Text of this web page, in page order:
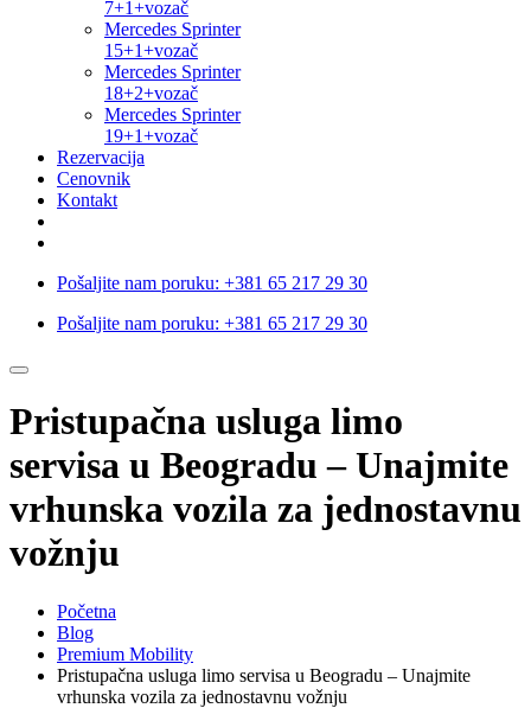
7+1+vozač
Mercedes Sprinter
15+1+vozač
Mercedes Sprinter
18+2+vozač
Mercedes Sprinter
19+1+vozač
Rezervacija
Cenovnik
Kontakt
Pošaljite nam poruku: +381 65 217 29 30
Pošaljite nam poruku: +381 65 217 29 30
Pristupačna usluga limo
servisa u Beogradu – Unajmite
vrhunska vozila za jednostavnu
vožnju
Početna
Blog
Premium Mobility
Pristupačna usluga limo servisa u Beogradu – Unajmite
vrhunska vozila za jednostavnu vožnju